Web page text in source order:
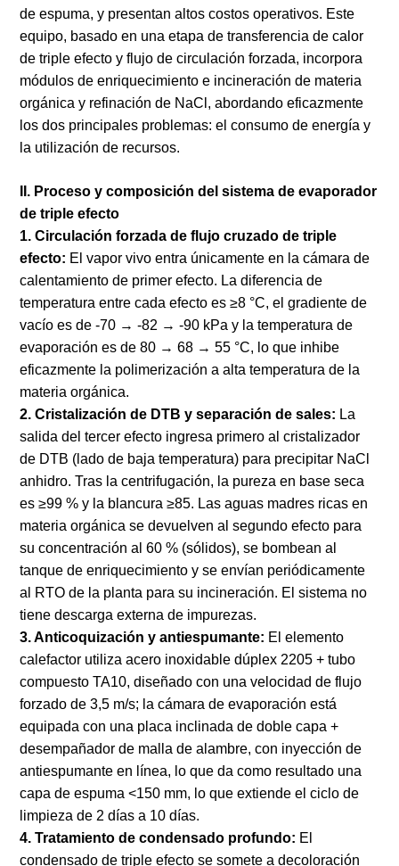
de espuma, y presentan altos costos operativos. Este
equipo, basado en una etapa de transferencia de calor
de triple efecto y flujo de circulación forzada, incorpora
módulos de enriquecimiento e incineración de materia
orgánica y refinación de NaCl, abordando eficazmente
los dos principales problemas: el consumo de energía y
la utilización de recursos.
II. Proceso y composición del sistema de evaporador
de triple efecto
1. Circulación forzada de flujo cruzado de triple
efecto: El vapor vivo entra únicamente en la cámara de
calentamiento de primer efecto. La diferencia de
temperatura entre cada efecto es ≥8 °C, el gradiente de
vacío es de -70 → -82 → -90 kPa y la temperatura de
evaporación es de 80 → 68 → 55 °C, lo que inhibe
eficazmente la polimerización a alta temperatura de la
materia orgánica.
2. Cristalización de DTB y separación de sales: La
salida del tercer efecto ingresa primero al cristalizador
de DTB (lado de baja temperatura) para precipitar NaCl
anhidro. Tras la centrifugación, la pureza en base seca
es ≥99 % y la blancura ≥85. Las aguas madres ricas en
materia orgánica se devuelven al segundo efecto para
su concentración al 60 % (sólidos), se bombean al
tanque de enriquecimiento y se envían periódicamente
al RTO de la planta para su incineración. El sistema no
tiene descarga externa de impurezas.
3. Anticoquización y antiespumante: El elemento
calefactor utiliza acero inoxidable dúplex 2205 + tubo
compuesto TA10, diseñado con una velocidad de flujo
forzado de 3,5 m/s; la cámara de evaporación está
equipada con una placa inclinada de doble capa +
desempañador de malla de alambre, con inyección de
antiespumante en línea, lo que da como resultado una
capa de espuma <150 mm, lo que extiende el ciclo de
limpieza de 2 días a 10 días.
4. Tratamiento de condensado profundo: El
condensado de triple efecto se somete a decoloración